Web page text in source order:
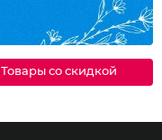
Товары со скидкой